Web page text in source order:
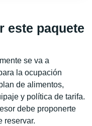
este paquete
se va a
la ocupación
de alimentos,
y política de tarifa.
debe proponerte
reservar.